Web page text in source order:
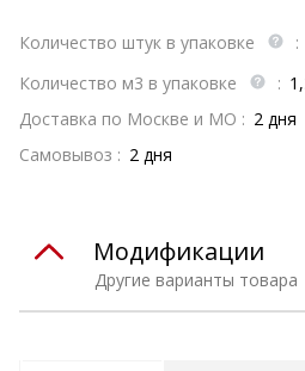
Количество штук в упаковке :
Количество м3 в упаковке
:
Доставка по Москве и МО : 2 дня
Самовывоз : 2 дня
Другие варианты товара
Модификации